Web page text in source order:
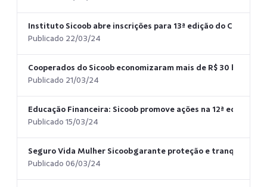
Instituto Sicoob abre inscrições para 13ª edição do
Publicado 22/03/24
Cooperados do Sicoob economizaram mais de R$ 30
Publicado 21/03/24
Educação Financeira: Sicoob promove ações na 12ª edição
Publicado 15/03/24
Seguro Vida Mulher Sicoob garante proteção e
Publicado 06/03/24